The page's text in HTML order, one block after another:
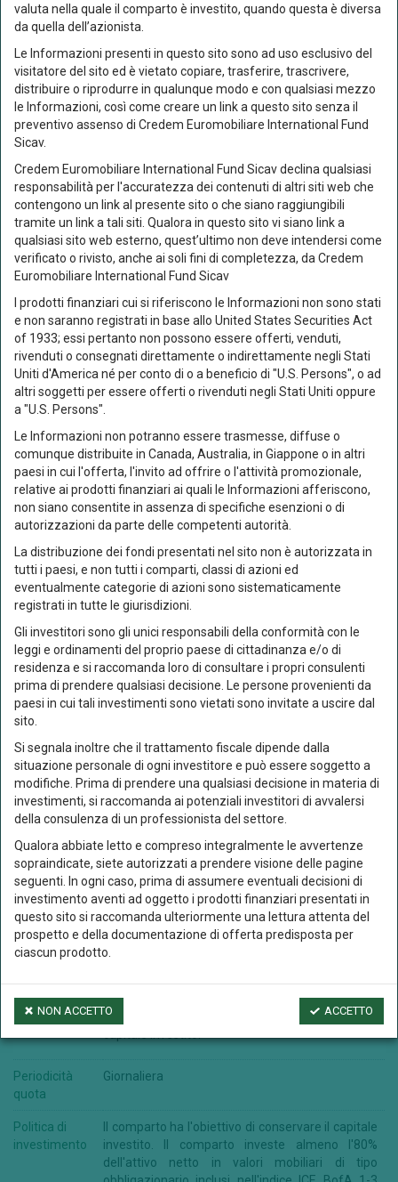
Per periodi superiori a 3 anni la rappresentazione avviene su serie storiche settimanali. In
considerazione della modalità di calcolo del valore delle proprie azioni utilizzata da
Euromobiliare International Fund SICAV, si evidenzia che la data di interrogazione da
data desiderata (e.g.: se la data desiderata è il 29/05 deve essere imputato il giorno 30/05).
Performance al 05/08/2026
Comparto Benchmark
YTD 0,30% 0,44%
1 mese -0,13% -0,08%
3 mesi 0,56% 0,64%
6 mesi 0,01% 0,11%
Performance
Comparto Benchmark
1 anno* 1,03% 1,22%
3 anni*
Rendimento medio annuo composto
Comparto Benchmark
2 anni* 2,53% 2,79%
3 anni* 2,68% 2,98%
5 anni* 1,02% 1,11%
*dati aggiornati alla fine dell'ultimo trimestre solare (30/06/2026)
Caratteristiche
Benchmark 100% “ICE BofA 1-3 Year euro Government Index
Assogestioni
Classe Accumulazione dei proventi
Divisa EUR
Gestione
Gestione attiva
Obiettivi L'obiettivo di
Eurofundlux Euro Short Term
Government Bond
è quello di conservare il
Periodicità
quota
Giornaliera
Politica di
investimento
Il comparto ha l'obiettivo di conservare il capitale
investito. Il comparto investe almeno l'80%
dell'attivo netto in valori mobiliari di tipo
valuta nella quale il comparto è investito, quando questa è diversa
da quella dell’azionista.
Le Informazioni presenti in questo sito sono ad uso esclusivo del
visitatore del sito ed è vietato copiare, trasferire, trascrivere,
distribuire o riprodurre in qualunque modo e con qualsiasi mezzo
le Informazioni, così come creare un link a questo sito senza il
preventivo assenso di Credem Euromobiliare International Fund
Sicav.
Credem Euromobiliare International Fund Sicav declina qualsiasi
responsabilità per l'accuratezza dei contenuti di altri siti web che
contengono un link al presente sito o che siano raggiungibili
tramite un link a tali siti. Qualora in questo sito vi siano link a
qualsiasi sito web esterno, quest’ultimo non deve intendersi come
verificato o rivisto, anche ai soli fini di completezza, da Credem
Euromobiliare International Fund Sicav
I prodotti finanziari cui si riferiscono le Informazioni non sono stati
e non saranno registrati in base allo United States Securities Act
of 1933; essi pertanto non possono essere offerti, venduti,
rivenduti o consegnati direttamente o indirettamente negli Stati
Uniti d'America né per conto di o a beneficio di "U.S. Persons", o ad
altri soggetti per essere offerti o rivenduti negli Stati Uniti oppure
a "U.S. Persons".
Le Informazioni non potranno essere trasmesse, diffuse o
comunque distribuite in Canada, Australia, in Giappone o in altri
paesi in cui l'offerta, l'invito ad offrire o l'attività promozionale,
relative ai prodotti finanziari ai quali le Informazioni afferiscono,
non siano consentite in assenza di specifiche esenzioni o di
autorizzazioni da parte delle competenti autorità.
La distribuzione dei fondi presentati nel sito non è autorizzata in
tutti i paesi, e non tutti i comparti, classi di azioni ed
eventualmente categorie di azioni sono sistematicamente
registrati in tutte le giurisdizioni.
Gli investitori sono gli unici responsabili della conformità con le
leggi e ordinamenti del proprio paese di cittadinanza e/o di
residenza e si raccomanda loro di consultare i propri consulenti
prima di prendere qualsiasi decisione. Le persone provenienti da
paesi in cui tali investimenti sono vietati sono invitate a uscire dal
sito.
Si segnala inoltre che il trattamento fiscale dipende dalla
situazione personale di ogni investitore e può essere soggetto a
modifiche. Prima di prendere una qualsiasi decisione in materia di
investimenti, si raccomanda ai potenziali investitori di avvalersi
della consulenza di un professionista del settore.
Qualora abbiate letto e compreso integralmente le avvertenze
sopraindicate, siete autorizzati a prendere visione delle pagine
seguenti. In ogni caso, prima di assumere eventuali decisioni di
investimento aventi ad oggetto i prodotti finanziari presentati in
questo sito si raccomanda ulteriormente una lettura attenta del
prospetto e della documentazione di offerta predisposta per
ciascun prodotto.
NON ACCETTO ACCETTO